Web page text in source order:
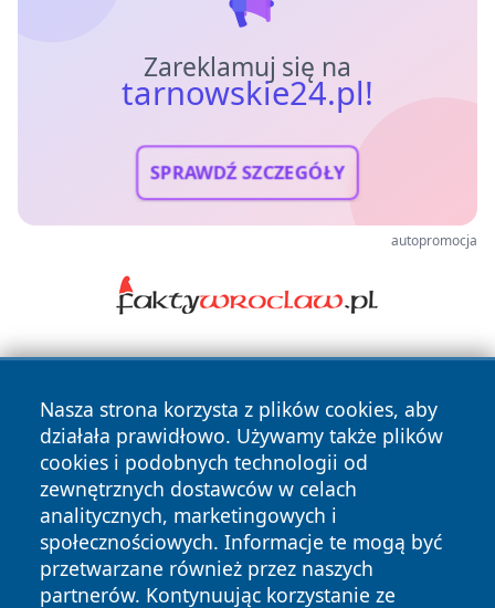
Zareklamuj się na
tarnowskie24.pl!
SPRAWDŹ SZCZEGÓŁY
autopromocja
Nasza strona korzysta z plików cookies, aby
działała prawidłowo. Używamy także plików
cookies i podobnych technologii od
zewnętrznych dostawców w celach
analitycznych, marketingowych i
społecznościowych. Informacje te mogą być
przetwarzane również przez naszych
partnerów. Kontynuując korzystanie ze
Copyright © 2026 tarnowskie24.pl Wszystkie prawa
zastrzeżone.
Polityka Polityka